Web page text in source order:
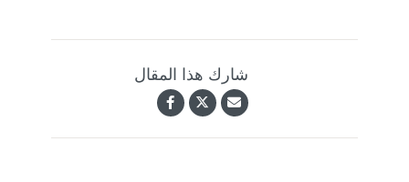
شارك هذا المقال